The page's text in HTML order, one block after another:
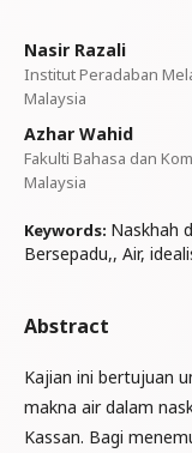
Nasir Razali
Institut Peradaban
Malaysia
Azhar Wahid
Fakulti Bahasa dan
Malaysia
Keywords: Naskhah
Bersepadu,, Air,
Abstract
Kajian ini bertujuan
makna air dalam
Kassan. Bagi